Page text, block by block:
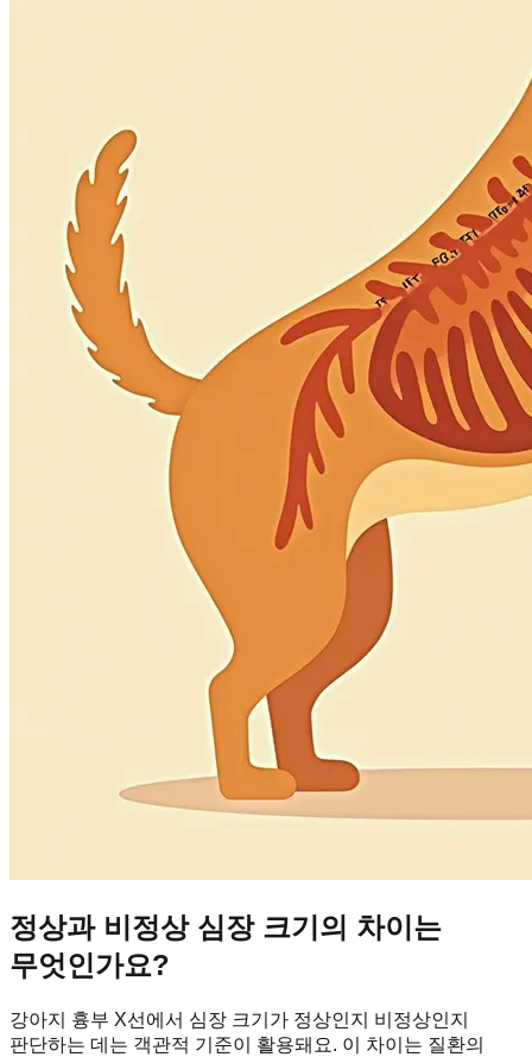
정상과 비정상 심장 크기의 차이는
무엇인가요?
강아지 흉부 X선에서 심장 크기가 정상인지 비정상인지
판단하는 데는 객관적 기준이 활용돼요. 이 차이는 질환의